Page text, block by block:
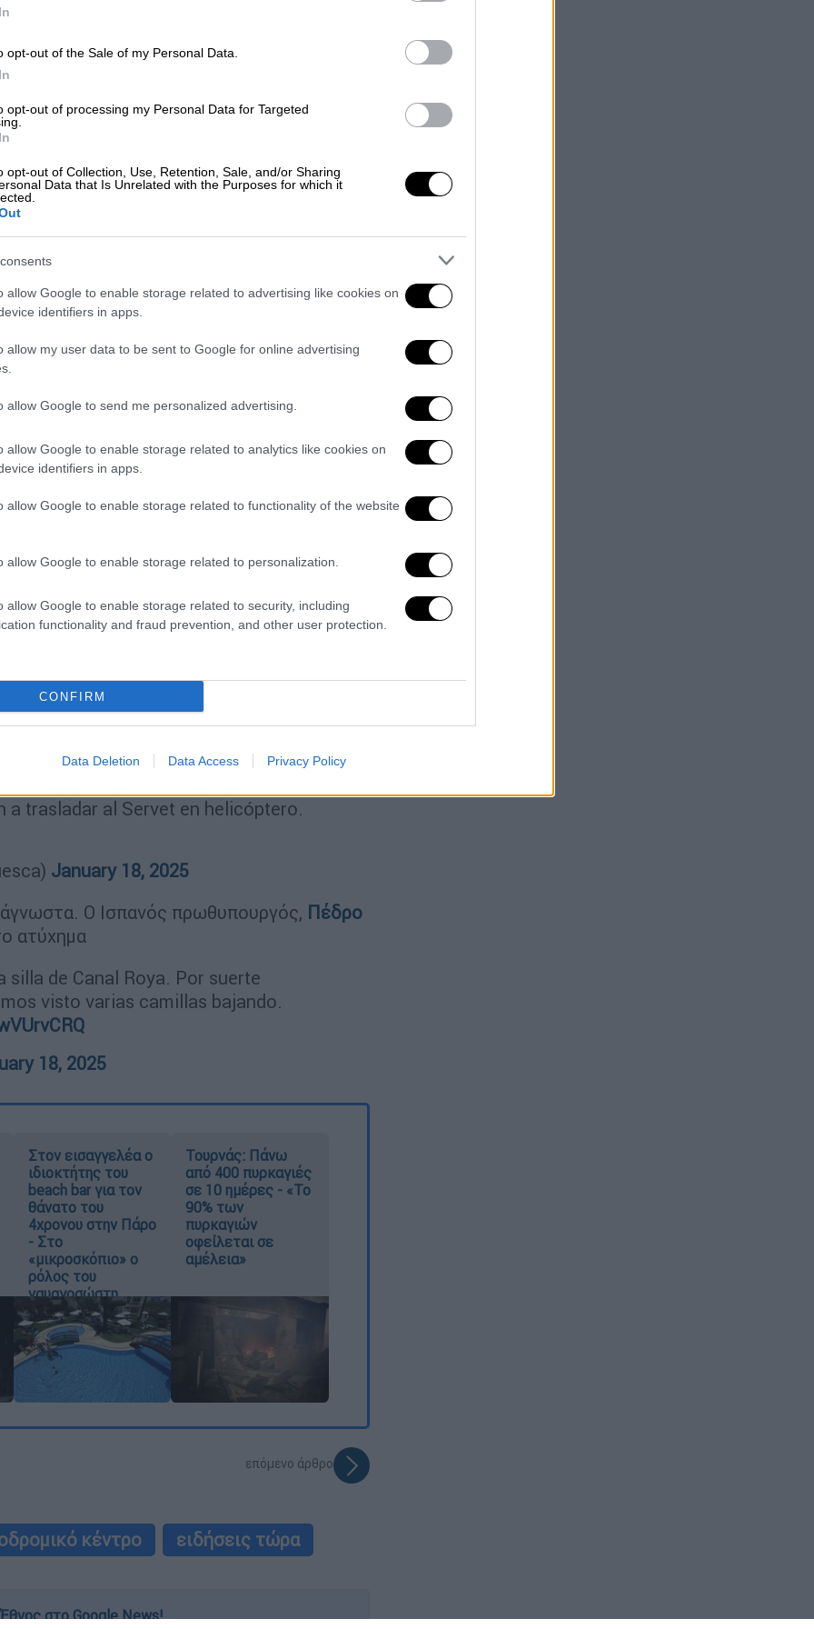
opt-out of the Sale of my Personal Data.
opt-out of processing my Personal Data for Targeted
opt-out of Collection, Use, Retention, Sale, and/or Sharing
Data that Is Unrelated with the Purposes for which it
allow Google to enable storage related to advertising like cookies on
identifiers in apps.
allow my user data to be sent to Google for online advertising
allow Google to send me personalized advertising.
allow Google to enable storage related to analytics like cookies on
identifiers in apps.
allow Google to enable storage related to functionality of the website
allow Google to enable storage related to personalization.
allow Google to enable storage related to security, including
functionality and fraud prevention, and other user protection.
CONFIRM
Data Deletion Data Access Privacy Policy
αλλά η κατάστασή τους είναι σταθερή.
Κατέρρευσε αναβατήρας του
οι 17 σοβαρά
και άρχισε να πέφτει. Ήταν σαν να
το φαινόμενο της τραμπάλας :
Ζήσαμε στιγμές πανικού»
μέρα και έχει καλό χιόνι. Ένας
έσπασε, άνθρωποι
στο έδαφος» δήλωσε ένας άλλος σκιέρ
για τη φροντίδα των πληγέντων και
του X (πρώην Twitter) ο
στο έδαφος
της Αραγονίας δήλωσε ότι
μεταβαίνει στο σημείο.
muy graves, ocho graves y de
heridos porque siguen evacuando.
a trasladar al Servet en helicóptero.
January 18, 2025
άγνωστα. Ο Ισπανός πρωθυπουργός, Πέδρο
ατύχημα
de Canal Roya. Por suerte
visto varias camillas bajando.
18, 2025
Στον εισαγγελέα ο
ιδιοκτήτης του
beach bar για τον
θάνατο του
4χρονου στην Πάρο
- Στο
«μικροσκόπιο» ο
ρόλος του
ναυαγοσώστη
Τουρνάς: Πάνω
από 400 πυρκαγιές
σε 10 ημέρες - «Το
90% των
πυρκαγιών
οφείλεται σε
αμέλεια»
επόμενο άρθρο
κέντρο ειδήσεις τώρα
στο Google News!